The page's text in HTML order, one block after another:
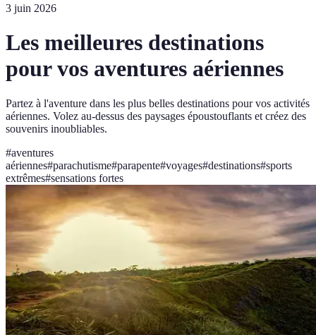
3 juin 2026
Les meilleures destinations
pour vos aventures aériennes
Partez à l'aventure dans les plus belles destinations pour vos activités
aériennes. Volez au-dessus des paysages époustouflants et créez des
souvenirs inoubliables.
#aventures
aériennes#parachutisme#parapente#voyages#destinations#sports
extrêmes#sensations fortes